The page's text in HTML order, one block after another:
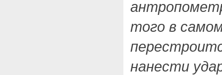
того в
нанести